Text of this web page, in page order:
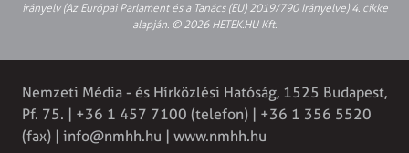
irányelv (Az Európai Parlament és a Tanács (EU) 2019/790 Irányelve) 4. cikke
alapján. © 2026 HETEK.HU Kft.
Nemzeti Média - és Hírközlési Hatóság, 1525 Budapest,
Pf. 75. | +36 1 457 7100 (telefon) | +36 1 356 5520
(fax) | info@nmhh.hu | www.nmhh.hu